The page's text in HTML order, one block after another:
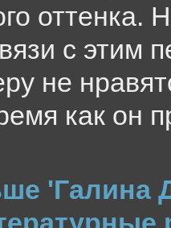
с этим
не
как он
'Галина